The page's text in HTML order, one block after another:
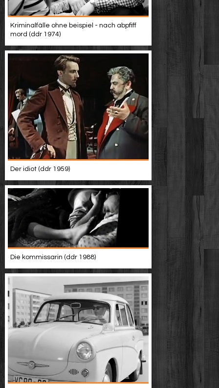
Kriminalfälle ohne beispiel - nach abpfiff
mord (ddr 1974)
Der idiot (ddr 1959)
Die kommissarin (ddr 1988)